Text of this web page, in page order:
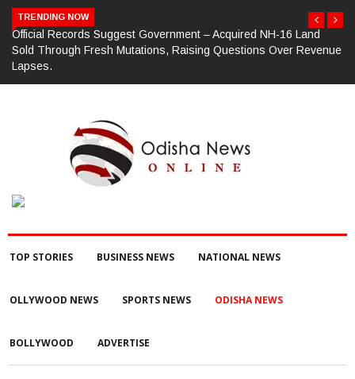
TRENDING NOW
ଗଜପତି : ଭାରତୀୟ ଜନତା ପାର୍ଟି ପକ୍ଷରୁ ମଣ୍ଡଳ ବୈଠକ ଓ ତ୍ରିରଙ୍ଗା ଯାତ୍ରା
କାର୍ଯ୍ୟକ୍ରମ ଅନୁଷ୍ଠିତ ଗଣେଶ କୁମାର ରାଜୁଙ୍କ ରିପୋର୍ଟ
TOP STORIES BUSINESS NEWS NATIONAL NEWS
OLLYWOOD NEWS SPORTS NEWS ODISHA NEWS
BOLLYWOOD ADVERTISE